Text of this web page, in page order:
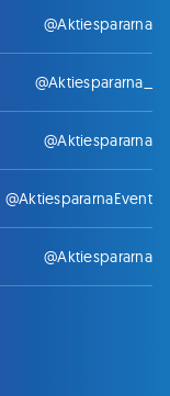
@Aktiespararna
@Aktiespararna_
@Aktiespararna
@AktiespararnaEvent
@Aktiespararna